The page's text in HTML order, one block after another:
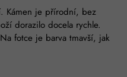
Kámen je přírodní, bez
dorazilo docela rychle.
fotce je barva tmavší, jak